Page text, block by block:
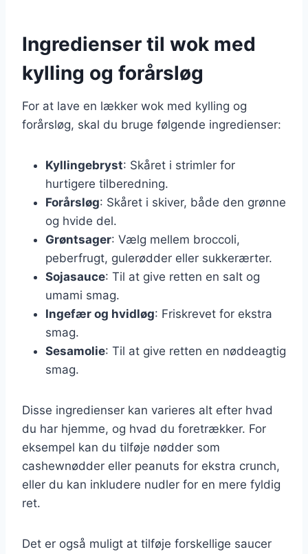
Ingredienser til wok med
kylling og forårsløg
For at lave en lækker wok med kylling og
forårsløg, skal du bruge følgende ingredienser:
Kyllingebryst: Skåret i strimler for
hurtigere tilberedning.
Forårsløg: Skåret i skiver, både den grønne
og hvide del.
Grøntsager: Vælg mellem broccoli,
peberfrugt, gulerødder eller sukkerærter.
Sojasauce: Til at give retten en salt og
umami smag.
Ingefær og hvidløg: Friskrevet for ekstra
smag.
Sesamolie: Til at give retten en nøddeagtig
smag.
Disse ingredienser kan varieres alt efter hvad
du har hjemme, og hvad du foretrækker. For
eksempel kan du tilføje nødder som
cashewnødder eller peanuts for ekstra crunch,
eller du kan inkludere nudler for en mere fyldig
ret.
Det er også muligt at tilføje forskellige saucer